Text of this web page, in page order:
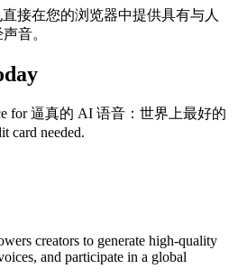
接在您的浏览器中提供具有与人
音。
for 逼真的 AI 语音：世界上最好的
card needed.
creators to generate high-quality
and participate in a global